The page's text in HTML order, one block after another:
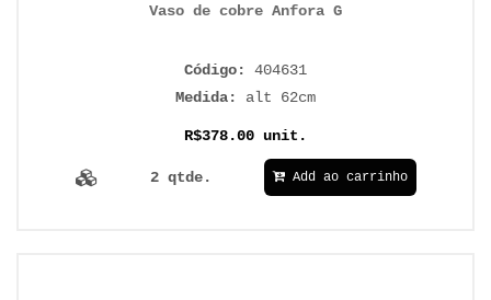
Vaso de cobre Anfora G
Código: 404631
Medida: alt 62cm
R$378.00 unit.
2 qtde. Add ao carrinho